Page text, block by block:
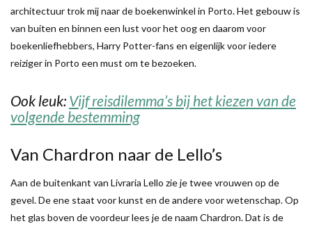
architectuur trok mij naar de boekenwinkel in Porto. Het gebouw is
van buiten en binnen een lust voor het oog en daarom voor
boekenliefhebbers, Harry Potter-fans en eigenlijk voor iedere
reiziger in Porto een must om te bezoeken.
Ook leuk: Vijf reisdilemma’s bij het kiezen van de
volgende bestemming
Van Chardron naar de Lello’s
Aan de buitenkant van Livraria Lello zie je twee vrouwen op de
gevel. De ene staat voor kunst en de andere voor wetenschap. Op
het glas boven de voordeur lees je de naam Chardron. Dat is de